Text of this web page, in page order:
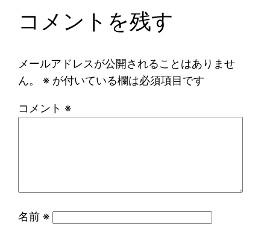
コメントを残す
メールアドレスが公開されることはありませ
ん。
※ が付いている欄は必須項目です
コメント ※
名前 ※